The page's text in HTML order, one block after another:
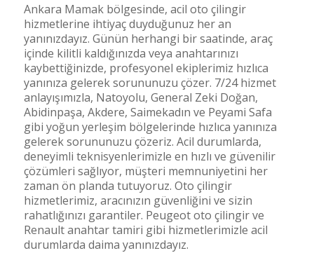
Ankara Mamak bölgesinde, acil oto çilingir
hizmetlerine ihtiyaç duyduğunuz her an
yanınızdayız. Günün herhangi bir saatinde, araç
içinde kilitli kaldığınızda veya anahtarınızı
kaybettiğinizde, profesyonel ekiplerimiz hızlıca
yanınıza gelerek sorununuzu çözer. 7/24 hizmet
anlayışımızla, Natoyolu, General Zeki Doğan,
Abidinpaşa, Akdere, Saimekadın ve Peyami Safa
gibi yoğun yerleşim bölgelerinde hızlıca yanınıza
gelerek sorununuzu çözeriz. Acil durumlarda,
deneyimli teknisyenlerimizle en hızlı ve güvenilir
çözümleri sağlıyor, müşteri memnuniyetini her
zaman ön planda tutuyoruz. Oto çilingir
hizmetlerimiz, aracınızın güvenliğini ve sizin
rahatlığınızı garantiler. Peugeot oto çilingir ve
Renault anahtar tamiri gibi hizmetlerimizle acil
durumlarda daima yanınızdayız.